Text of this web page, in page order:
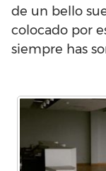
de un bello
colocado por
siempre has